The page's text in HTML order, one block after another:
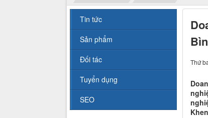
Thứ
Tin tức
Sản phẩm
Đối tác
Tuyển dụng
SEO